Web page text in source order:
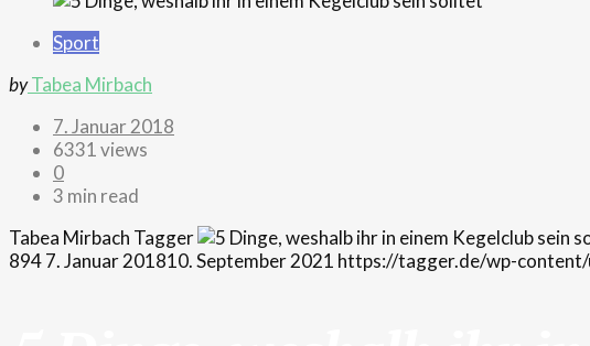
Sport
byTabea Mirbach
7. Januar 2018
6331 views
0
3 min read
Tabea Mirbach Tagger
8947. Januar 201810. September 2021 https://tagger.de/wp-